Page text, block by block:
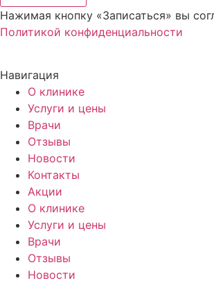
Нажимая кнопку «Записаться» вы
Политикой конфиденциальности
Навигация
О клинике
Услуги и цены
Врачи
Отзывы
Новости
Контакты
Акции
О клинике
Услуги и цены
Врачи
Отзывы
Новости